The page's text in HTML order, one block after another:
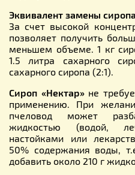
Эквивалент замены
За счет высокой
позволяет получить
меньшем объеме. 1 кг
1.5 литра сахарного
сахарного сиропа (2:1).
Сироп «Нектар»не
применению. При
пчеловод может
жидкостью (водой,
настойками или
50% содержания воды,
добавить около 210 г